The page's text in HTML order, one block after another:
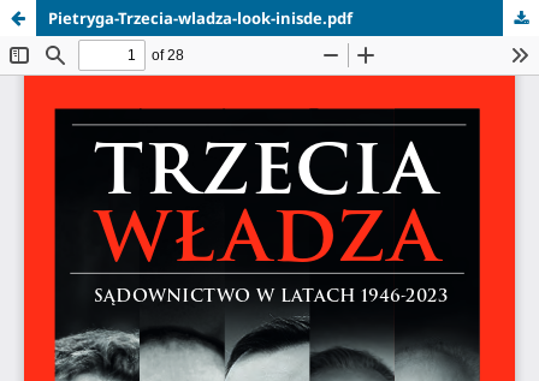
Pietryga-Trzecia-wladza-look-inisde.pdf